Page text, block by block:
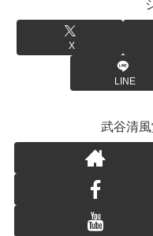
X
LINE
武谷清